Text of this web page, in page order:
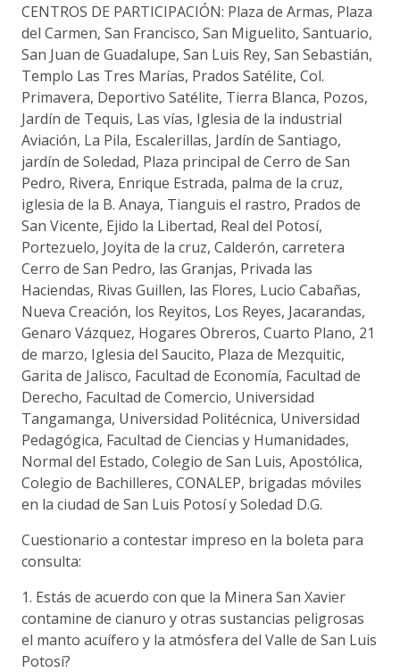
CENTROS DE PARTICIPACIÓN: Plaza de Armas, Plaza
del Carmen, San Francisco, San Miguelito, Santuario,
San Juan de Guadalupe, San Luis Rey, San Sebastián,
Templo Las Tres Marías, Prados Satélite, Col.
Primavera, Deportivo Satélite, Tierra Blanca, Pozos,
Jardín de Tequis, Las vías, Iglesia de la industrial
Aviación, La Pila, Escalerillas, Jardín de Santiago,
jardín de Soledad, Plaza principal de Cerro de San
Pedro, Rivera, Enrique Estrada, palma de la cruz,
iglesia de la B. Anaya, Tianguis el rastro, Prados de
San Vicente, Ejido la Libertad, Real del Potosí,
Portezuelo, Joyita de la cruz, Calderón, carretera
Cerro de San Pedro, las Granjas, Privada las
Haciendas, Rivas Guillen, las Flores, Lucio Cabañas,
Nueva Creación, los Reyitos, Los Reyes, Jacarandas,
Genaro Vázquez, Hogares Obreros, Cuarto Plano, 21
de marzo, Iglesia del Saucito, Plaza de Mezquitic,
Garita de Jalisco, Facultad de Economía, Facultad de
Derecho, Facultad de Comercio, Universidad
Tangamanga, Universidad Politécnica, Universidad
Pedagógica, Facultad de Ciencias y Humanidades,
Normal del Estado, Colegio de San Luis, Apostólica,
Colegio de Bachilleres, CONALEP, brigadas móviles
en la ciudad de San Luis Potosí y Soledad D.G.
Cuestionario a contestar impreso en la boleta para
consulta:
1. Estás de acuerdo con que la Minera San Xavier
contamine de cianuro y otras sustancias peligrosas
el manto acuífero y la atmósfera del Valle de San Luis
Potosí?